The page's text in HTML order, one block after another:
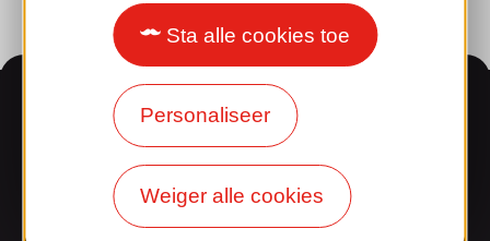
Sta alle cookies toe
Personaliseer
Weiger alle cookies
Informatie
Verrast door ons
ontwerp?